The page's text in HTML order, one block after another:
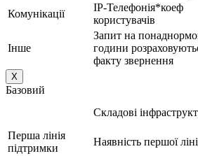
Комунікації
IP-Телефонія*коеф
користувачів
Інше
Запит на
години
факту звернення
X
Базовий
Складові
Перша лінія
підтримки
Наявність першої